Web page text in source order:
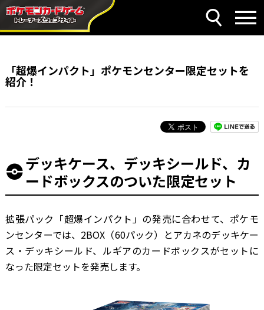
「超爆インパクト」ポケモンセンター限定セットを
紹介！
デッキケース、デッキシールド、カ
ードボックスのついた限定セット
拡張パック「超爆インパクト」の発売に合わせて、ポケモ
ンセンターでは、2BOX（60パック）とアカネのデッキケー
ス・デッキシールド、ルギアのカードボックスがセットに
なった限定セットを発売します。